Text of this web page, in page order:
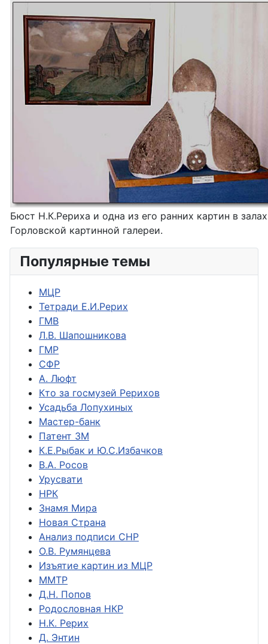
Бюст Н.К.Рериха и одна из его ранних картин в залах
Горловской картинной галереи.
Популярные темы
МЦР
Тетради Е.И.Рерих
ГМВ
Л.В. Шапошникова
ГМР
СФР
А. Люфт
Кто за госмузей Рерихов
Усадьба Лопухиных
Мастер-банк
Патент ЗМ
К.Е.Рыбак и Ю.С.Избачков
В.А. Росов
Урусвати
НРК
Знамя Мира
Новая Страна
Анализ подписи СНР
О.В. Румянцева
Изъятие картин из МЦР
ММТР
Д.Н. Попов
Родословная НКР
Н.К. Рерих
Д. Энтин